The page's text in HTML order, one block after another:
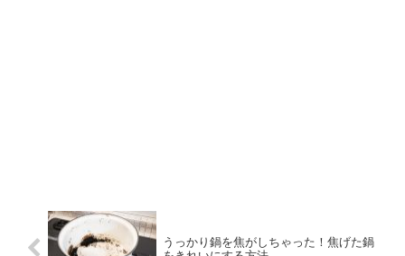
うっかり鍋を焦がしちゃった！焦げた鍋